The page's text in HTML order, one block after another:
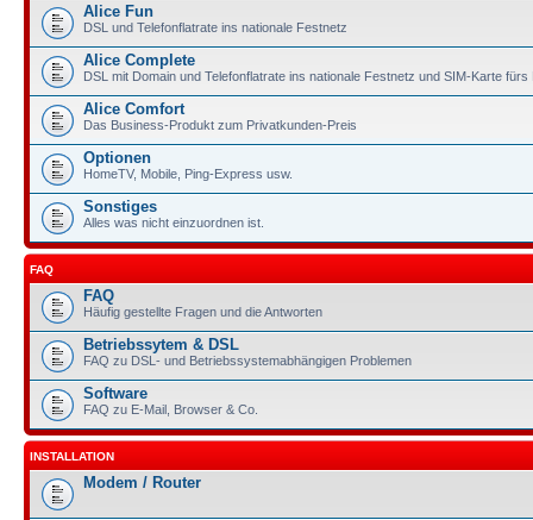
Alice Fun
DSL und Telefonflatrate ins nationale Festnetz
Alice Complete
DSL mit Domain und Telefonflatrate ins nationale Festnetz und SIM-Karte fürs
Alice Comfort
Das Business-Produkt zum Privatkunden-Preis
Optionen
HomeTV, Mobile, Ping-Express usw.
Sonstiges
Alles was nicht einzuordnen ist.
FAQ
FAQ
Häufig gestellte Fragen und die Antworten
Betriebssytem & DSL
FAQ zu DSL- und Betriebssystemabhängigen Problemen
Software
FAQ zu E-Mail, Browser & Co.
INSTALLATION
Modem / Router